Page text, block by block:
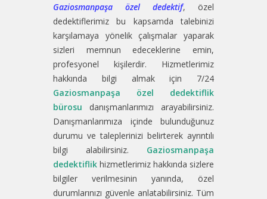
Gaziosmanpaşa özel dedektif, özel
dedektiflerimiz bu kapsamda talebinizi
karşılamaya yönelik çalışmalar yaparak
sizleri memnun edeceklerine emin,
profesyonel kişilerdir. Hizmetlerimiz
hakkında bilgi almak için 7/24
Gaziosmanpaşa özel dedektiflik
bürosu danışmanlarımızı arayabilirsiniz.
Danışmanlarımıza içinde bulunduğunuz
durumu ve taleplerinizi belirterek ayrıntılı
bilgi alabilirsiniz. Gaziosmanpaşa
dedektiflik hizmetlerimiz hakkında sizlere
bilgiler verilmesinin yanında, özel
durumlarınızı güvenle anlatabilirsiniz. Tüm